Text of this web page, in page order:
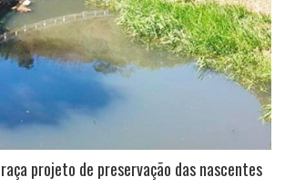
projeto de preservação das nascentes